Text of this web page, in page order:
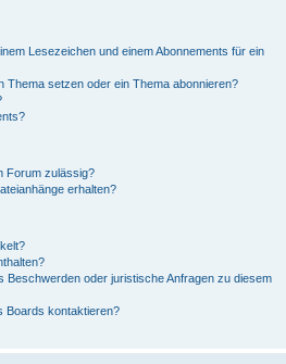
Lesezeichen und einem Abonnements für ein
Thema setzen oder ein Thema abonnieren?
Forum zulässig?
erhalten?
Beschwerden oder juristische Anfragen zu diesem
Boards kontaktieren?